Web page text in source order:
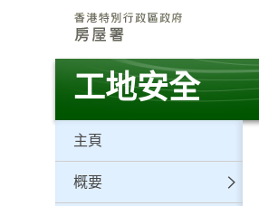
要
工地安全
主頁
概要